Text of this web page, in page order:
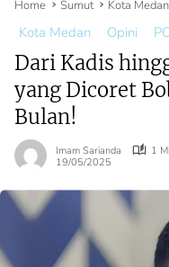
Home Sumut Kota Medan
Kota Medan Opini
Dari Kadis
yang Dicoret
Bulan!
Imam Sarianda
1
19/05/2025